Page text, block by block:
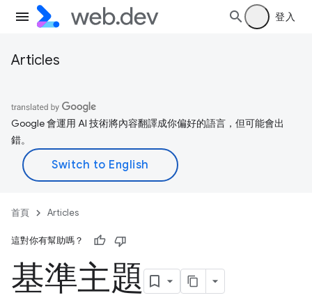
登入
Articles
Google 會運用 AI 技術將內容翻譯成你偏好的語言，但可能會出
錯。
首頁 Articles
這對你有幫助嗎？
基準主題